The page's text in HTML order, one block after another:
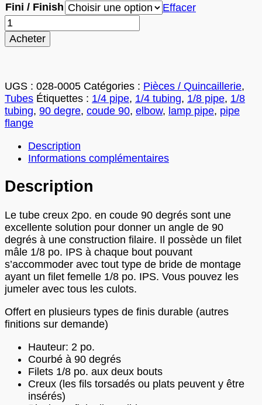
prix :
6.85 $
à
Fini / Finish
Effacer
quantité
de
Tube
en
coude
90
degrés
Acheter
UGS : 028-0005 Catégories : Pièces / Quincaillerie,
Tubes Étiquettes : 1/4 pipe, 1/4 tubing, 1/8 pipe, 1/8
tubing, 90 degre, coude 90, elbow, lamp pipe, pipe
flange
Description
Informations complémentaires
Description
Le tube creux 2po. en coude 90 degrés sont une
excellente solution pour donner un angle de 90
degrés à une construction filaire. Il possède un filet
mâle 1/8 po. IPS à chaque bout pouvant
s’accommoder avec tout type de bride de montage
ayant un filet femelle 1/8 po. IPS. Vous pouvez les
jumeler avec tous les culots.
Offert en plusieurs types de finis durable (autres
finitions sur demande)
Hauteur: 2 po.
Courbé à 90 degrés
Filets 1/8 po. aux deux bouts
Creux (les fils torsadés ou plats peuvent y être
insérés)